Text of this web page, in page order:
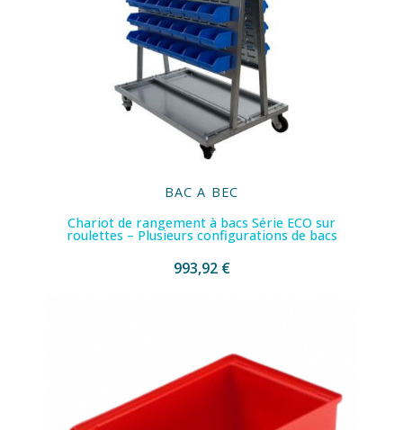
BAC A BEC
Chariot de rangement à bacs Série ECO sur
roulettes – Plusieurs configurations de bacs
993,92 €